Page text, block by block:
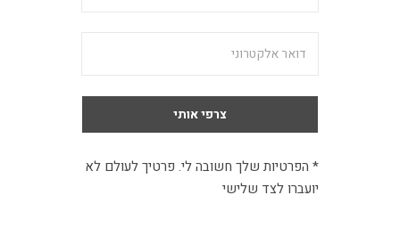
* הפרטיות שלך חשובה לי. פרטיך לעולם לא
יועברו לצד שלישי